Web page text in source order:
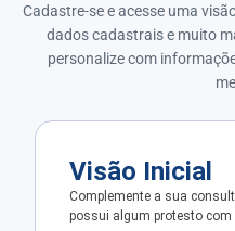
Cadastre-se e acesse uma
dados cadastrais e muito
personalize com
Visão Inicial
Complemente a sua
possui algum protesto com